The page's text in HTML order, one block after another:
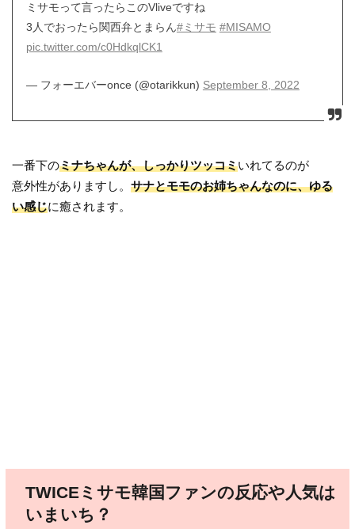
ミサモって言ったらこのVliveですね
3人でおったら関西弁とまらん#ミサモ #MISAMO
pic.twitter.com/c0HdkqlCK1
— フォーエバーonce (@otarikkun) September 8, 2022
一番下のミナちゃんが、しっかりツッコミいれてるのが
意外性がありますし。サナとモモのお姉ちゃんなのに、ゆる
い感じに癒されます。
TWICEミサモ韓国ファンの反応や人気は
いまいち？